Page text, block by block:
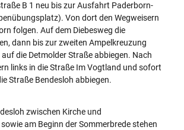
B 1 neu bis zur Ausfahrt Paderborn-
Von dort den Wegweisern
folgen. Auf dem Diebesweg die
dann bis zur zweiten Ampelkreuzung
die Detmolder Straße abbiegen. Nach
links in die Straße Im Vogtland und sofort
Straße Bendesloh abbiegen.
zwischen Kirche und
am Beginn der Sommerbrede stehen